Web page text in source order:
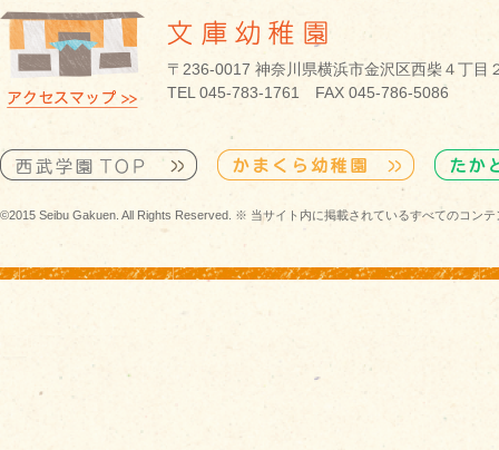
〒236-0017 神奈川県横浜市金沢区西柴４丁
TEL 045-783-1761 FAX 045-786-5086
©2015 Seibu Gakuen. All Rights Reserved. ※ 当サイト内に掲載されているすべてのコン